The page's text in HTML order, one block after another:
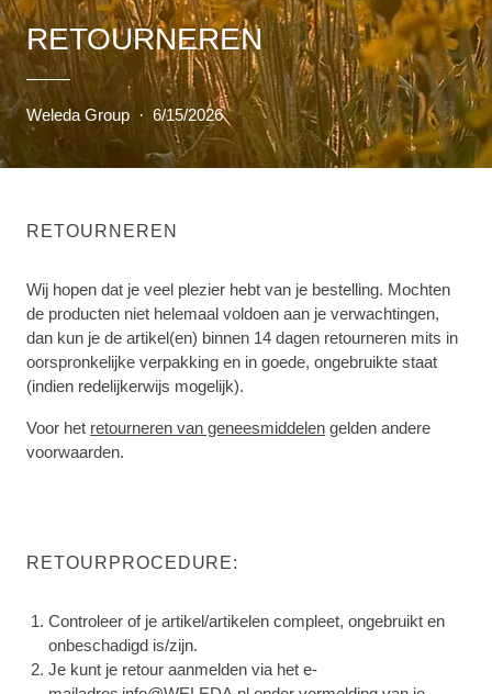
RETOURNEREN
Weleda Group · 6/15/2026
RETOURNEREN
Wij hopen dat je veel plezier hebt van je bestelling. Mochten
de producten niet helemaal voldoen aan je verwachtingen,
dan kun je de artikel(en) binnen 14 dagen retourneren mits in
oorspronkelijke verpakking en in goede, ongebruikte staat
(indien redelijkerwijs mogelijk).
Voor het retourneren van geneesmiddelen gelden andere
voorwaarden.
RETOURPROCEDURE:
Controleer of je artikel/artikelen compleet, ongebruikt en
onbeschadigd is/zijn.
Je kunt je retour aanmelden via het e-